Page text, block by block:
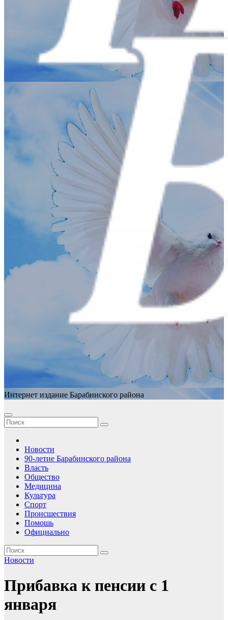
Интернет издание Барабинского района
Новости
90-летие Барабинского района
Власть
Общество
Медицина
Культура
Спорт
Происшествия
Помошь
Официально
Новости
Прибавка к пенсии с 1
января